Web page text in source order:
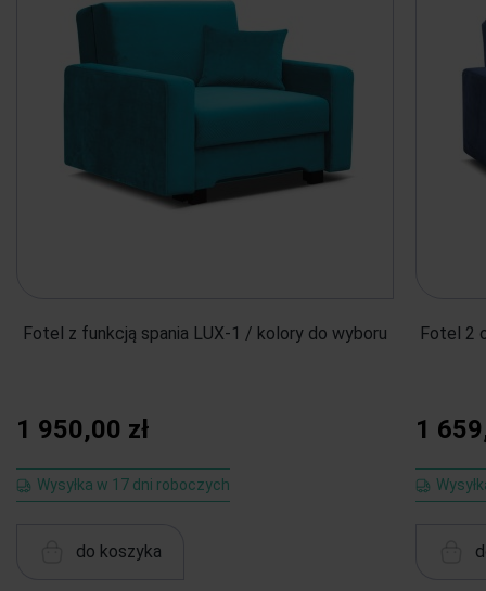
Fotel z funkcją spania LUX-1 / kolory do wyboru
1 950,00 zł
Wysyłka w 17 dni roboczych
do koszyka
Fotel 2
1